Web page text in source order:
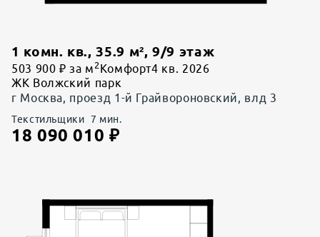
1 комн. кв., 35.9 м²,9/9 этаж
503 900 ₽ за м 2 Комфорт4 кв. 2026
ЖК Волжский парк
г Москва, проезд 1-й Грайвороновский, влд 3
Текстильщики 7 мин.
18 090 010 ₽